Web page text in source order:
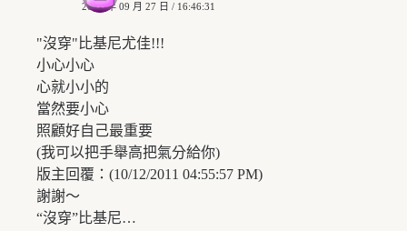
2008 年 09 月 27 日 / 16:46:31
"沒穿"比基尼尤佳!!!
小心小心
心就小小的
當然要小心
照顧好自己最重要
(我可以把手舉高把氣分給你)
版主回覆：(10/12/2011 04:55:57 PM)
謝謝～
“沒穿”比基尼…